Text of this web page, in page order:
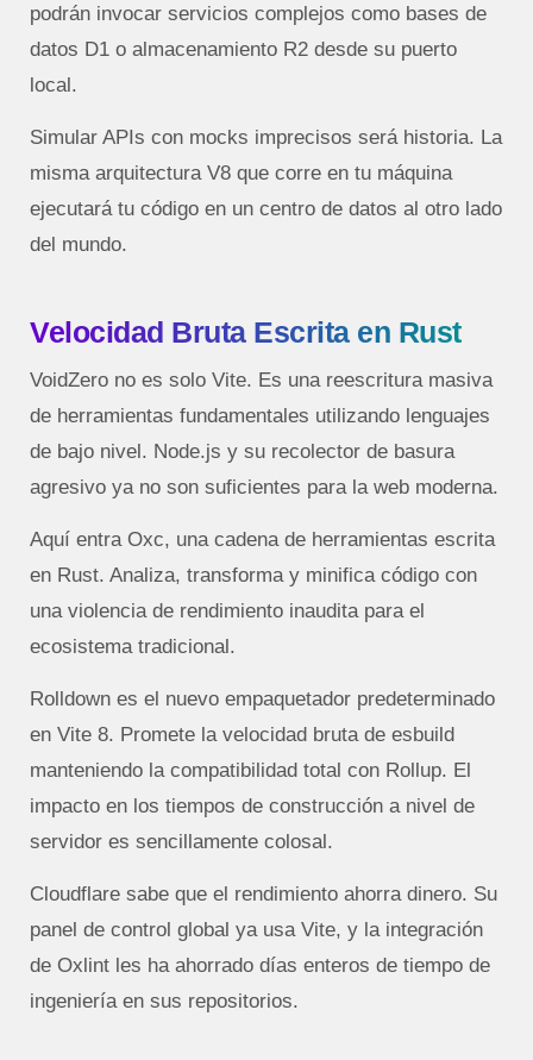
podrán invocar servicios complejos como bases de
datos D1 o almacenamiento R2 desde su puerto
local.
Simular APIs con mocks imprecisos será historia. La
misma arquitectura V8 que corre en tu máquina
ejecutará tu código en un centro de datos al otro lado
del mundo.
Velocidad Bruta Escrita en Rust
VoidZero no es solo Vite. Es una reescritura masiva
de herramientas fundamentales utilizando lenguajes
de bajo nivel. Node.js y su recolector de basura
agresivo ya no son suficientes para la web moderna.
Aquí entra Oxc, una cadena de herramientas escrita
en Rust. Analiza, transforma y minifica código con
una violencia de rendimiento inaudita para el
ecosistema tradicional.
Rolldown es el nuevo empaquetador predeterminado
en Vite 8. Promete la velocidad bruta de esbuild
manteniendo la compatibilidad total con Rollup. El
impacto en los tiempos de construcción a nivel de
servidor es sencillamente colosal.
Cloudflare sabe que el rendimiento ahorra dinero. Su
panel de control global ya usa Vite, y la integración
de Oxlint les ha ahorrado días enteros de tiempo de
ingeniería en sus repositorios.